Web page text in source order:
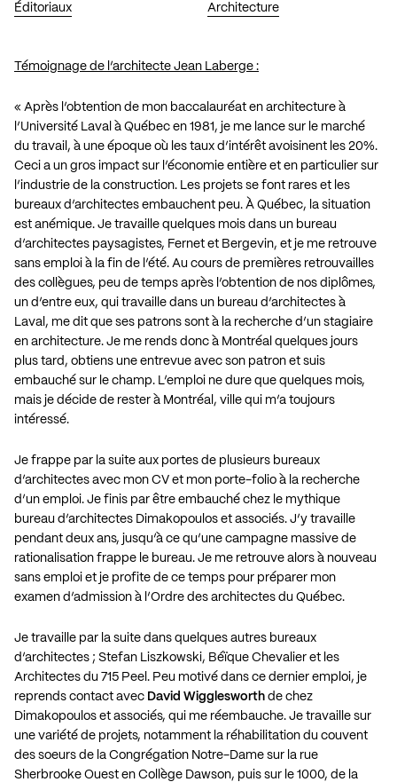
Éditoriaux Architecture
Témoignage de l’architecte Jean Laberge :
« Après l’obtention de mon baccalauréat en architecture à
l’Université Laval à Québec en 1981, je me lance sur le marché
du travail, à une époque où les taux d’intérêt avoisinent les 20%.
Ceci a un gros impact sur l’économie entière et en particulier sur
l’industrie de la construction. Les projets se font rares et les
bureaux d’architectes embauchent peu. À Québec, la situation
est anémique. Je travaille quelques mois dans un bureau
d’architectes paysagistes, Fernet et Bergevin, et je me retrouve
sans emploi à la fin de l’été. Au cours de premières retrouvailles
des collègues, peu de temps après l’obtention de nos diplômes,
un d’entre eux, qui travaille dans un bureau d’architectes à
Laval, me dit que ses patrons sont à la recherche d’un stagiaire
en architecture. Je me rends donc à Montréal quelques jours
plus tard, obtiens une entrevue avec son patron et suis
embauché sur le champ. L’emploi ne dure que quelques mois,
mais je décide de rester à Montréal, ville qui m’a toujours
intéressé.
Je frappe par la suite aux portes de plusieurs bureaux
d’architectes avec mon CV et mon porte-folio à la recherche
d’un emploi. Je finis par être embauché chez le mythique
bureau d’architectes Dimakopoulos et associés. J’y travaille
pendant deux ans, jusqu’à ce qu’une campagne massive de
rationalisation frappe le bureau. Je me retrouve alors à nouveau
sans emploi et je profite de ce temps pour préparer mon
examen d’admission à l’Ordre des architectes du Québec.
Je travaille par la suite dans quelques autres bureaux
d’architectes ; Stefan Liszkowski, Béïque Chevalier et les
Architectes du 715 Peel. Peu motivé dans ce dernier emploi, je
reprends contact avec David Wigglesworth de chez
Dimakopoulos et associés, qui me réembauche. Je travaille sur
une variété de projets, notamment la réhabilitation du couvent
des soeurs de la Congrégation Notre-Dame sur la rue
Sherbrooke Ouest en Collège Dawson, puis sur le 1000, de la